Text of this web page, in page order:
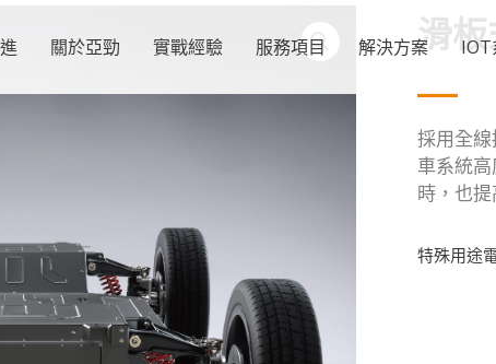
關於亞勁 實戰經驗 服務項目 解決方案 IOT
滑
採用全
車系統
時，也
特殊用途